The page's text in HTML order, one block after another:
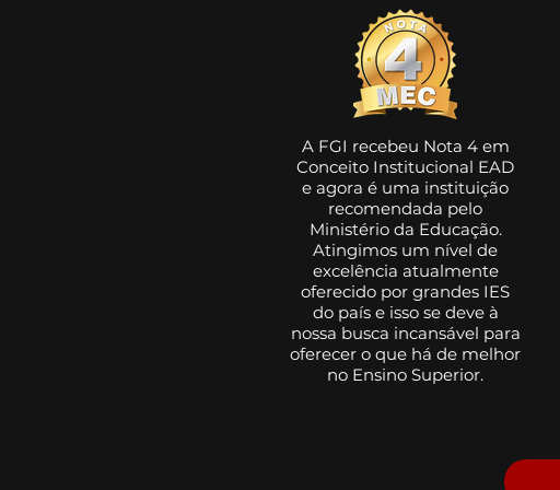
universitário deve
aprender a utilizá-
A FGI recebeu Nota 4 em
Conceito Institucional EAD
e agora é uma instituição
recomendada pelo
Ministério da Educação.
Atingimos um nível de
excelência atualmente
oferecido por grandes IES
do país e isso se deve à
nossa busca incansável para
oferecer o que há de melhor
no Ensino Superior.